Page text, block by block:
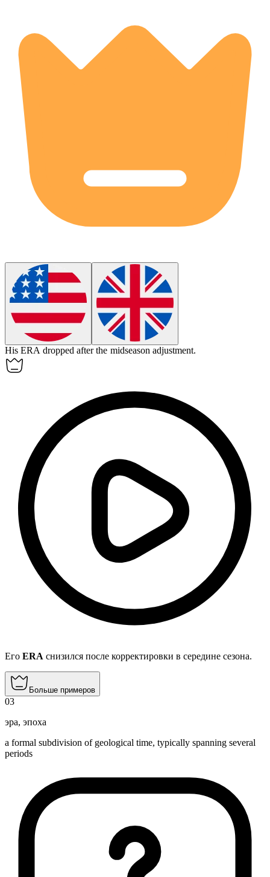
HisERA dropped after the midseason adjustment.
Его ERA снизился после корректировки в середине сезона.
Больше примеров
03
эра, эпоха
a formal subdivision of geological time, typically spanning several
periods